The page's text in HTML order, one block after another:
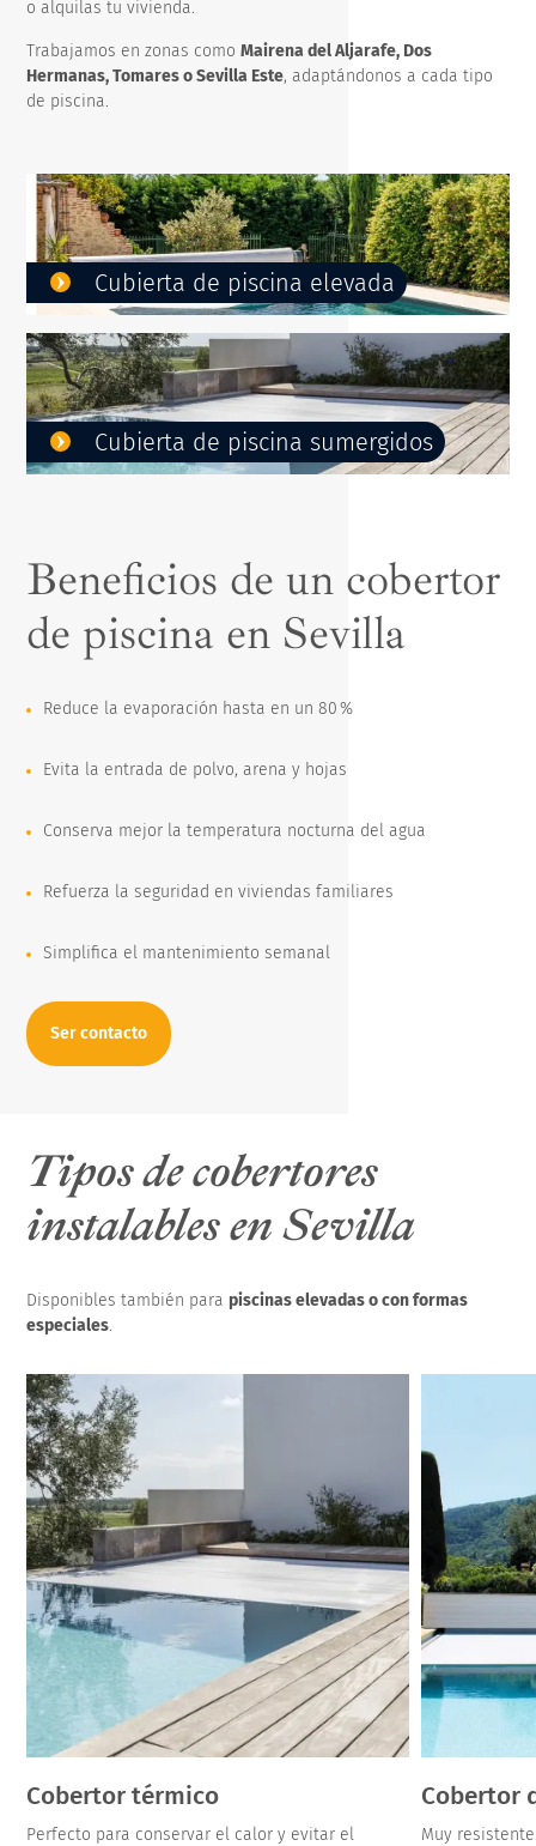
o alquilas tu vivienda.
Trabajamos en zonas comoMairena del Aljarafe, Dos
Hermanas, Tomares o Sevilla Este, adaptándonos a cada tipo
de piscina.
Cubierta de piscina elevada
Cubierta de piscina sumergidos
Beneficios de un cobertor
de piscina en Sevilla
Reduce la evaporación hasta en un 80 %
Evita la entrada de polvo, arena y hojas
Conserva mejor la temperatura nocturna del agua
Refuerza la seguridad en viviendas familiares
Simplifica el mantenimiento semanal
Ser contacto
Tipos de cobertores
instalables en Sevilla
Disponibles también para piscinas elevadas o con formas
especiales.
Cobertor térmico
Perfecto para conservar el calor y evitar el
Cobertor
Muy